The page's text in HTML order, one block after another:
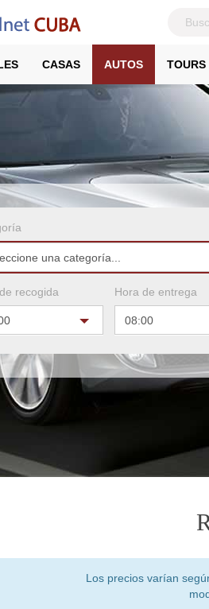
CASAS AUTOS TOURS
una categoría...
recogida Hora de entrega
08:00
Los precios varían